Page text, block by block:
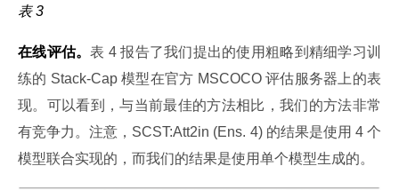
表 3
在线评估。表 4 报告了我们提出的使用粗略到精细学习训
练的 Stack-Cap 模型在官方 MSCOCO 评估服务器上的表
现。可以看到，与当前最佳的方法相比，我们的方法非常
有竞争力。注意，SCST:Att2in (Ens. 4) 的结果是使用 4 个
模型联合实现的，而我们的结果是使用单个模型生成的。